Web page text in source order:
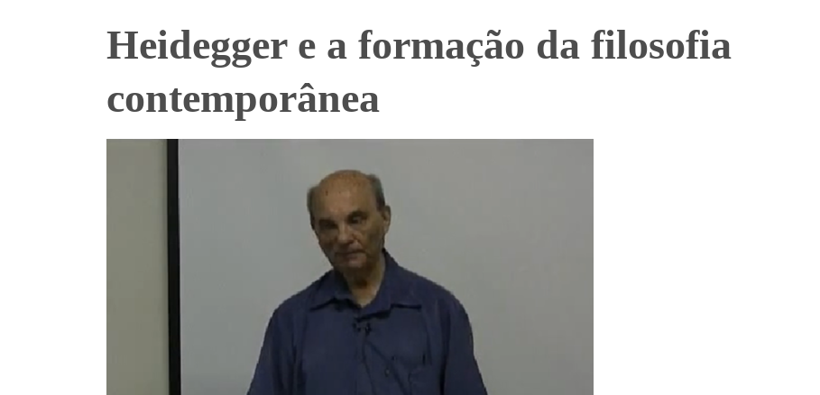
Heidegger e a formação da filosofia
contemporânea